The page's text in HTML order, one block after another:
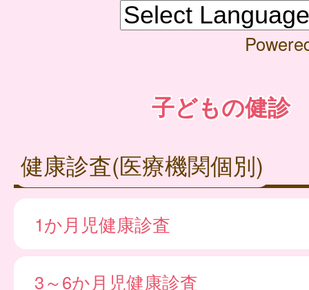
子どもの健診
健康診査(医療機関個別)
1か月児健康診査
3～6か月児健康診査